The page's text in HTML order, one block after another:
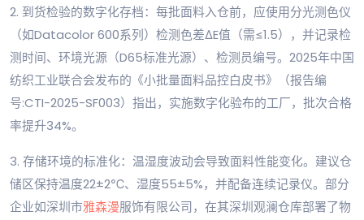
2. 到货检验的数字化存档：每批面料入仓前，应使用分光测色仪
（如Datacolor 600系列）检测色差ΔE值（需≤1.5），并记录检
测时间、环境光源（D65标准光源）、检测员编号。2025年中国
纺织工业联合会发布的《小批量面料品控白皮书》（报告编
号:CTI-2025-SF003）指出，实施数字化验布的工厂，批次合格
率提升34%。
3. 存储环境的标准化：温湿度波动会导致面料性能变化。建议仓
储区保持温度22±2℃、湿度55±5%，并配备连续记录仪。部分
企业如深圳市雅森漫服饰有限公司，在其深圳观澜仓库部署了物